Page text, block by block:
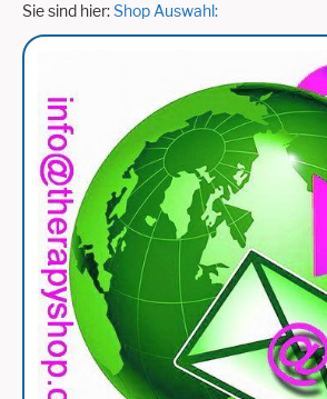
Sie sind hier:Shop Auswahl: